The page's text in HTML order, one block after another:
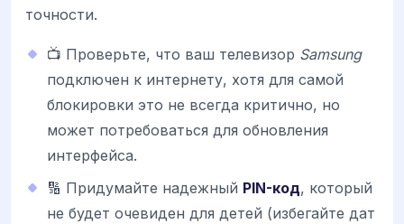
точности.
📺 Проверьте, что ваш телевизор Samsung
подключен к интернету, хотя для самой
блокировки это не всегда критично, но
может потребоваться для обновления
интерфейса.
🔢 Придумайте надежный PIN-код, который
не будет очевиден для детей (избегайте дат